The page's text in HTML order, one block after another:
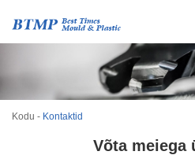
Kodu - Kontaktid
Võta meiega